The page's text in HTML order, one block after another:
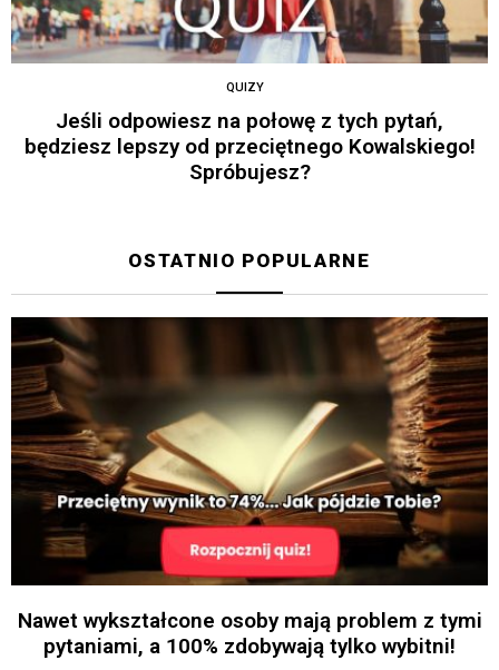
QUIZY
Jeśli odpowiesz na połowę z tych pytań,
będziesz lepszy od przeciętnego Kowalskiego!
Spróbujesz?
OSTATNIO POPULARNE
Nawet wykształcone osoby mają problem z tymi
pytaniami, a 100% zdobywają tylko wybitni!